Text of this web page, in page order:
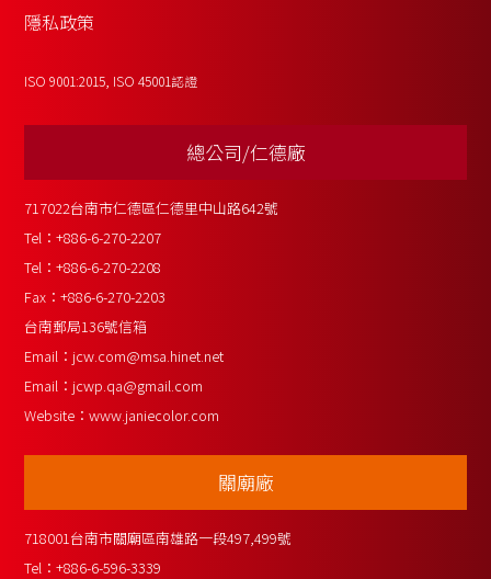
隱私政策
ISO 9001:2015, ISO 45001認證
總公司/仁德廠
717022台南市仁德區仁德里中山路642號
Tel：+886-6-270-2207
Tel：+886-6-270-2208
Fax：+886-6-270-2203
台南郵局136號信箱
Email： jcw.com@msa.hinet.net
Email： jcwp.qa@gmail.com
Website：www.janiecolor.com
關廟廠
718001台南市關廟區南雄路一段497,499號
Tel：+886-6-596-3339